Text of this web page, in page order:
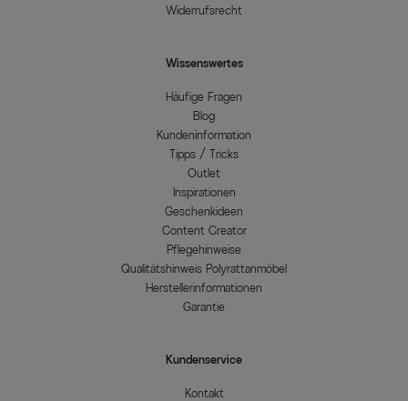
Widerrufsrecht
Wissenswertes
Häufige Fragen
Blog
Kundeninformation
Tipps / Tricks
Outlet
Inspirationen
Geschenkideen
Content Creator
Pflegehinweise
Qualitätshinweis Polyrattanmöbel
Herstellerinformationen
Garantie
Kundenservice
Kontakt